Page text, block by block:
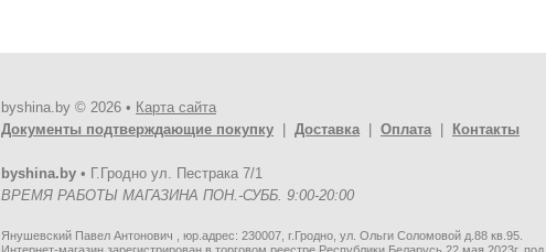
byshina.by © 2026 • Карта сайта
Документы подтверждающие покупку
Доставка| Оплата| Контакты
byshina.by • Г.Гродно ул. Пестрака 7/1
ВРЕМЯ РАБОТЫ МАГАЗИНА ПОН.-СУББ. 9:00-20:00
Янушевский Павел Антонович , юр.адрес: 230007, г.Гродно, ул. Ольги Соломовой д.88 кв.95.